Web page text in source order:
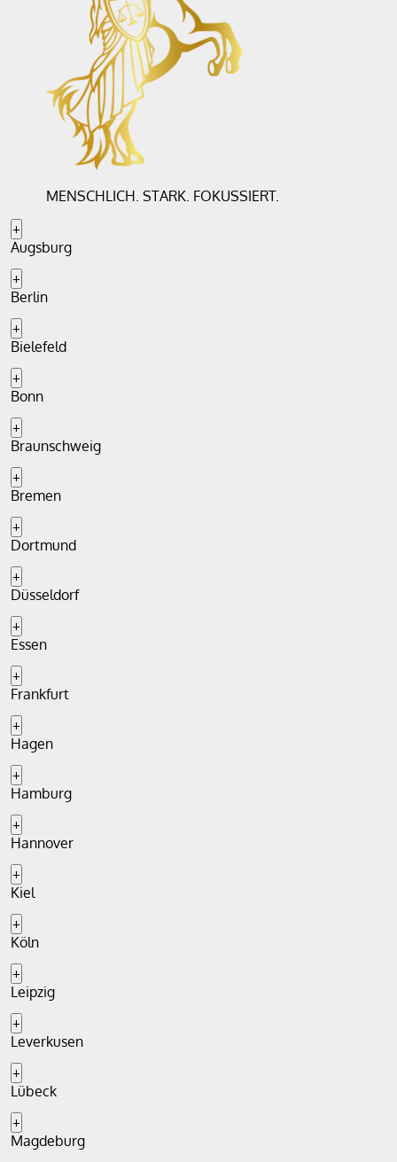
MENSCHLICH. STARK. FOKUSSIERT.
+
Augsburg
+
Berlin
+
Bielefeld
+
Bonn
+
Braunschweig
+
Bremen
+
Dortmund
+
Düsseldorf
+
Essen
+
Frankfurt
+
Hagen
+
Hamburg
+
Hannover
+
Kiel
+
Köln
+
Leipzig
+
Leverkusen
+
Lübeck
+
Magdeburg